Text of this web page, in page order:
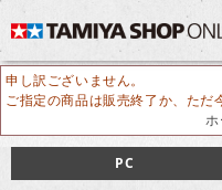
申し訳ございません。
ご指定の商品は販売終了か、ただ
PC